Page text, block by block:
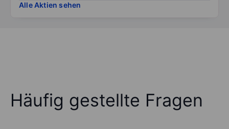
Alle Aktien sehen
Häufig gestellte Fragen